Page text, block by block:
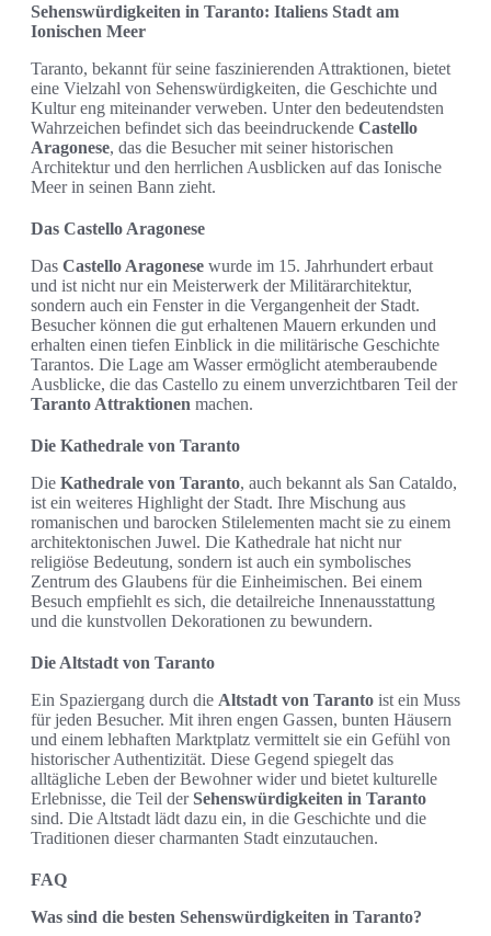
Sehenswürdigkeiten in Taranto: Italiens Stadt am
Ionischen Meer
Taranto, bekannt für seine faszinierenden Attraktionen, bietet
eine Vielzahl von Sehenswürdigkeiten, die Geschichte und
Kultur eng miteinander verweben. Unter den bedeutendsten
Wahrzeichen befindet sich das beeindruckende Castello
Aragonese, das die Besucher mit seiner historischen
Architektur und den herrlichen Ausblicken auf das Ionische
Meer in seinen Bann zieht.
Das Castello Aragonese
Das Castello Aragonese wurde im 15. Jahrhundert erbaut
und ist nicht nur ein Meisterwerk der Militärarchitektur,
sondern auch ein Fenster in die Vergangenheit der Stadt.
Besucher können die gut erhaltenen Mauern erkunden und
erhalten einen tiefen Einblick in die militärische Geschichte
Tarantos. Die Lage am Wasser ermöglicht atemberaubende
Ausblicke, die das Castello zu einem unverzichtbaren Teil der
Taranto Attraktionen machen.
Die Kathedrale von Taranto
Die Kathedrale von Taranto, auch bekannt als San Cataldo,
ist ein weiteres Highlight der Stadt. Ihre Mischung aus
romanischen und barocken Stilelementen macht sie zu einem
architektonischen Juwel. Die Kathedrale hat nicht nur
religiöse Bedeutung, sondern ist auch ein symbolisches
Zentrum des Glaubens für die Einheimischen. Bei einem
Besuch empfiehlt es sich, die detailreiche Innenausstattung
und die kunstvollen Dekorationen zu bewundern.
Die Altstadt von Taranto
Ein Spaziergang durch die Altstadt von Taranto ist ein Muss
für jeden Besucher. Mit ihren engen Gassen, bunten Häusern
und einem lebhaften Marktplatz vermittelt sie ein Gefühl von
historischer Authentizität. Diese Gegend spiegelt das
alltägliche Leben der Bewohner wider und bietet kulturelle
Erlebnisse, die Teil derSehenswürdigkeiten in Taranto
sind. Die Altstadt lädt dazu ein, in die Geschichte und die
Traditionen dieser charmanten Stadt einzutauchen.
FAQ
Was sind die besten Sehenswürdigkeiten in Taranto?